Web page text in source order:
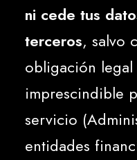
ni cede tus
terceros, salvo
obligación
imprescindible
servicio
entidades